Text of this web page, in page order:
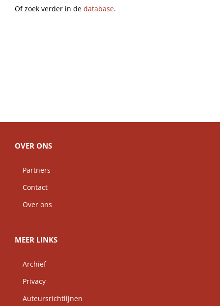
Of zoek verder in de database.
OVER ONS
Partners
Contact
Over ons
MEER LINKS
Archief
Privacy
Auteursrichtlijnen